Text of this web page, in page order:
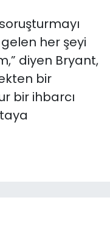
her şeyi
diyen Bryant,
bir
bir ihbarcı